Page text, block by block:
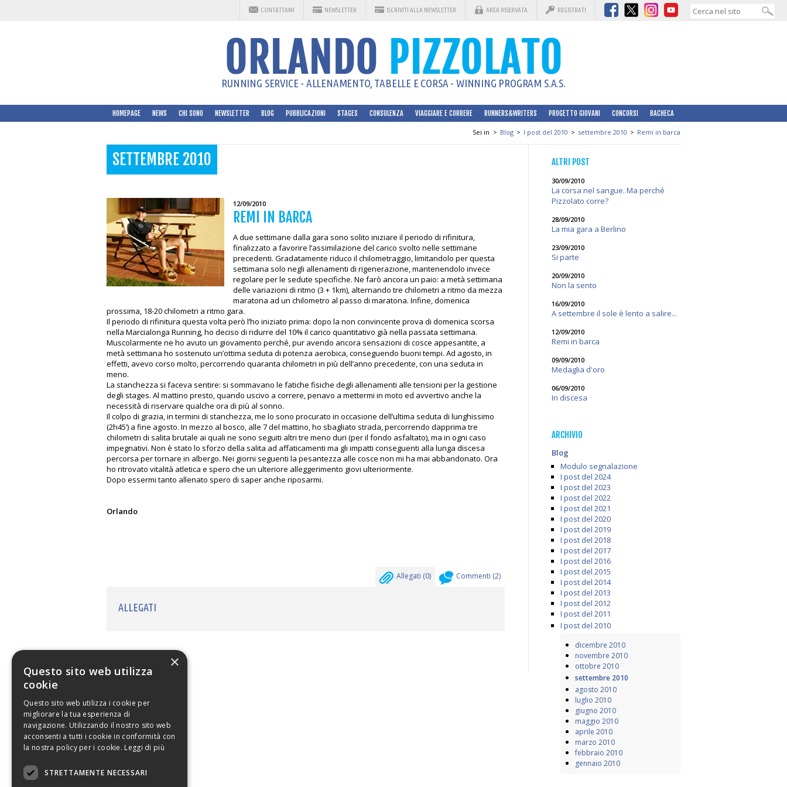
CONTATTAMI NEWSLETTER ISCRIVITI ALLA NEWSLETTER AREA RISERVATA REGISTRATI
RUNNING SERVICE - ALLENAMENTO, TABELLE E CORSA - WINNING PROGRAM S.A.S.
HOMEPAGE NEWS CHI SONO NEWSLETTER BLOG PUBBLICAZIONI STAGES CONSULENZA VIAGGIARE E CORRERE RUNNERS&WRITERS PROGETTO GIOVANI CONCORSI BACHECA
Sei in > Blog > I post del 2010 > settembre 2010 > Remi in barca
SETTEMBRE 2010
12/09/2010
REMI IN BARCA
A due settimane dalla gara sono solito iniziare il periodo di rifinitura,
finalizzato a favorire l’assimilazione del carico svolto nelle settimane
precedenti. Gradatamente riduco il chilometraggio, limitandolo per questa
settimana solo negli allenamenti di rigenerazione, mantenendolo invece
regolare per le sedute specifiche. Ne farò ancora un paio: a metà settimana
delle variazioni di ritmo (3 + 1km), alternando tre chilometri a ritmo da mezza
maratona ad un chilometro al passo di maratona. Infine, domenica
prossima, 18-20 chilometri a ritmo gara.
Il periodo di rifinitura questa volta però l’ho iniziato prima: dopo la non convincente prova di domenica scorsa
nella Marcialonga Running, ho deciso di ridurre del 10% il carico quantitativo già nella passata settimana.
Muscolarmente ne ho avuto un giovamento perché, pur avendo ancora sensazioni di cosce appesantite, a
metà settimana ho sostenuto un’ottima seduta di potenza aerobica, conseguendo buoni tempi. Ad agosto, in
effetti, avevo corso molto, percorrendo quaranta chilometri in più dell’anno precedente, con una seduta in
meno.
La stanchezza si faceva sentire: si sommavano le fatiche fisiche degli allenamenti alle tensioni per la gestione
degli stages. Al mattino presto, quando uscivo a correre, penavo a mettermi in moto ed avvertivo anche la
necessità di riservare qualche ora di più al sonno.
Il colpo di grazia, in termini di stanchezza, me lo sono procurato in occasione dell’ultima seduta di lunghissimo
(2h45’) a fine agosto. In mezzo al bosco, alle 7 del mattino, ho sbagliato strada, percorrendo dapprima tre
chilometri di salita brutale ai quali ne sono seguiti altri tre meno duri (per il fondo asfaltato), ma in ogni caso
impegnativi. Non è stato lo sforzo della salita ad affaticamenti ma gli impatti conseguenti alla lunga discesa
percorsa per tornare in albergo. Nei giorni seguenti la pesantezza alle cosce non mi ha mai abbandonato. Ora
ho ritrovato vitalità atletica e spero che un ulteriore alleggerimento giovi ulteriormente.
Dopo essermi tanto allenato spero di saper anche riposarmi.
Orlando
Allegati (0) Commenti (2)
ALLEGATI
ALTRI POST
30/09/2010
La corsa nel sangue. Ma perché
Pizzolato corre?
28/09/2010
La mia gara a Berlino
23/09/2010
Si parte
20/09/2010
Non la sento
16/09/2010
A settembre il sole è lento a salire...
12/09/2010
Remi in barca
09/09/2010
Medaglia d'oro
06/09/2010
In discesa
ARCHIVIO
Blog
Modulo segnalazione
I post del 2024
I post del 2023
I post del 2022
I post del 2021
I post del 2020
I post del 2019
I post del 2018
I post del 2017
I post del 2016
I post del 2015
I post del 2014
I post del 2013
I post del 2012
I post del 2011
I post del 2010
dicembre 2010
novembre 2010
ottobre 2010
settembre 2010
agosto 2010
luglio 2010
giugno 2010
maggio 2010
aprile 2010
marzo 2010
febbraio 2010
gennaio 2010
×
Questo sito web utilizza
cookie
Questo sito web utilizza i cookie per
migliorare la tua esperienza di
navigazione. Utilizzando il nostro sito web
acconsenti a tutti i cookie in conformità con
la nostra policy per i cookie. Leggi di più
STRETTAMENTE NECESSARI